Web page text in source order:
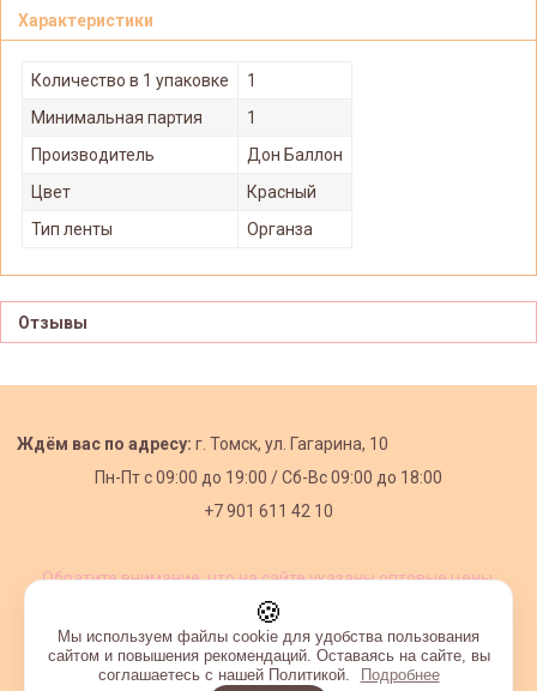
Характеристики
Количество в 1 упаковке
1
Минимальная партия
1
Производитель
Дон Баллон
Цвет
Красный
Тип ленты
Органза
Отзывы
Ждём вас по адресу: г. Томск, ул. Гагарина, 10
Пн-Пт с09:00 до 19:00 /Сб-Вс 09:00 до 18:00
+7 901 611 42 10
Обратите внимание, что на сайте указаны оптовые цены,
🍪
Мы используем файлы cookie для удобства пользования
сайтом и повышения рекомендаций. Оставаясь на сайте, вы
соглашаетесь с нашей Политикой.
Подробнее